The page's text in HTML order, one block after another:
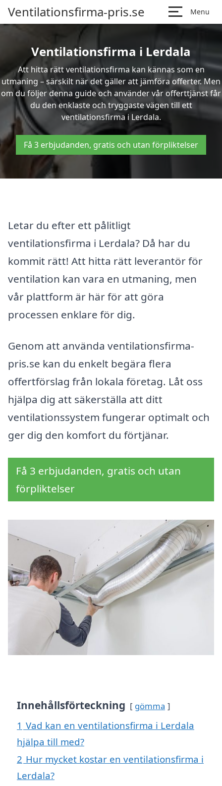
Ventilationsfirma-pris.se Menu
Ventilationsfirma i Lerdala
Att hitta rätt ventilationsfirma kan kännas som en
utmaning – särskilt när det gäller att jämföra offerter. Men
om du följer denna guide och använder vår offerttjänst får
du den enklaste och tryggaste vägen till ett
ventilationsfirma i Lerdala.
Få 3 erbjudanden, gratis och utan förpliktelser
Letar du efter ett pålitligt
ventilationsfirma i Lerdala? Då har du
kommit rätt! Att hitta rätt leverantör för
ventilation kan vara en utmaning, men
vår plattform är här för att göra
processen enklare för dig.
Genom att använda ventilationsfirma-
pris.se kan du enkelt begära flera
offertförslag från lokala företag. Låt oss
hjälpa dig att säkerställa att ditt
ventilationssystem fungerar optimalt och
ger dig den komfort du förtjänar.
Få 3 erbjudanden, gratis och utan
förpliktelser
Innehållsförteckning gömma
1 Vad kan en ventilationsfirma i Lerdala
hjälpa till med?
2 Hur mycket kostar en ventilationsfirma i
Lerdala?